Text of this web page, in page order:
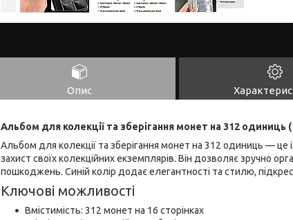
Опис
Альбом для колекції та зберігання монет на 312 одиниць
Альбом для колекції та зберігання монет на 312 одиниць — це
захист своїх колекційних екземплярів. Він дозволяє зручно
пошкоджень. Синій колір додає елегантності та стилю,
Ключові можливості
Вмістимість: 312 монет на 16 сторінках